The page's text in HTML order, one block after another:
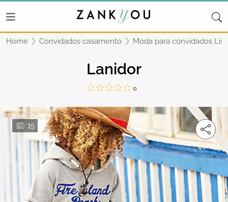
Home Convidados casamento Moda para convidados
Lanidor
0
15